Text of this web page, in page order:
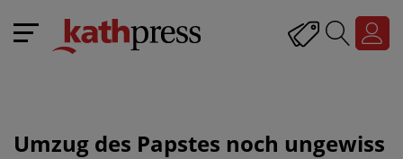
Umzug des Papstes noch ungewiss